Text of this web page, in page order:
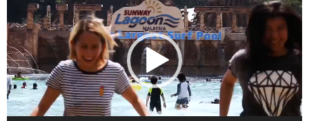
Player